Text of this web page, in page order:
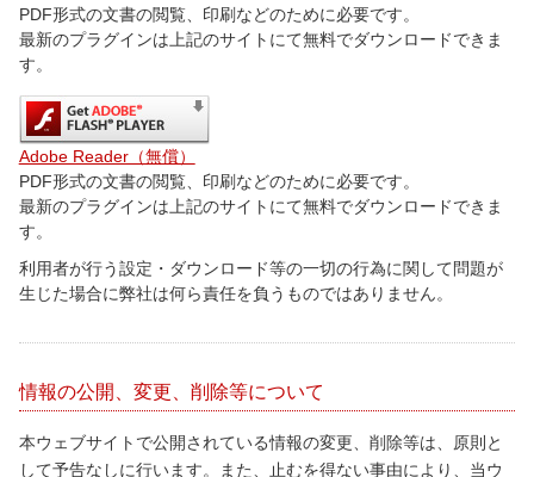
PDF形式の文書の閲覧、印刷などのために必要です。
最新のプラグインは上記のサイトにて無料でダウンロードできま
す。
Adobe Reader（無償）
PDF形式の文書の閲覧、印刷などのために必要です。
最新のプラグインは上記のサイトにて無料でダウンロードできま
す。
利用者が行う設定・ダウンロード等の一切の行為に関して問題が
生じた場合に弊社は何ら責任を負うものではありません。
情報の公開、変更、削除等について
本ウェブサイトで公開されている情報の変更、削除等は、原則と
して予告なしに行います。また、止むを得ない事由により、当ウ